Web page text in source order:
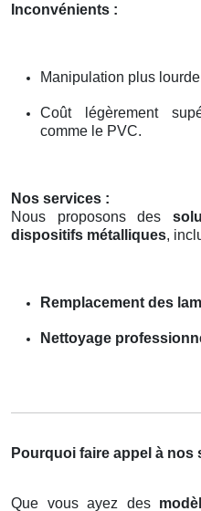
Inconvénients :
Manipulation plus
Coût légèrement
comme le PVC.
Nos services :
Nous proposons des
dispositifs métalliques,
Remplacement des
Nettoyage
Pourquoi faire appel à nos
Que vous ayez des